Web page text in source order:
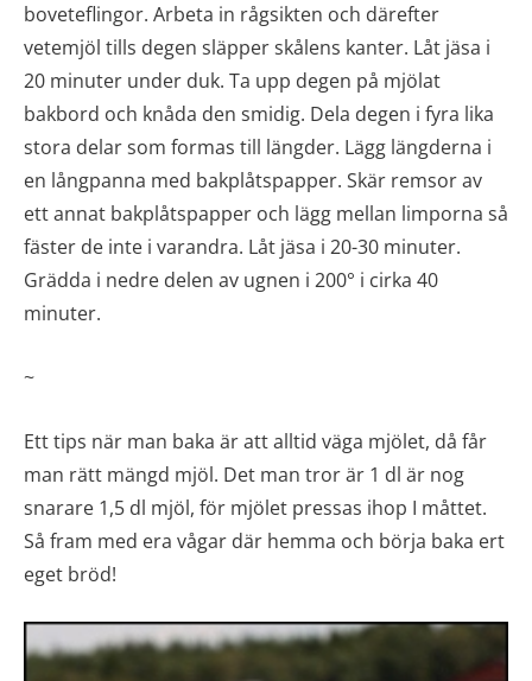
boveteflingor. Arbeta in rågsikten och därefter
vetemjöl tills degen släpper skålens kanter. Låt jäsa i
20 minuter under duk. Ta upp degen på mjölat
bakbord och knåda den smidig. Dela degen i fyra lika
stora delar som formas till längder. Lägg längderna i
en långpanna med bakplåtspapper. Skär remsor av
ett annat bakplåtspapper och lägg mellan limporna så
fäster de inte i varandra. Låt jäsa i 20-30 minuter.
Grädda i nedre delen av ugnen i 200° i cirka 40
minuter.
~
Ett tips när man baka är att alltid väga mjölet, då får
man rätt mängd mjöl. Det man tror är 1 dl är nog
snarare 1,5 dl mjöl, för mjölet pressas ihop I måttet.
Så fram med era vågar där hemma och börja baka ert
eget bröd!